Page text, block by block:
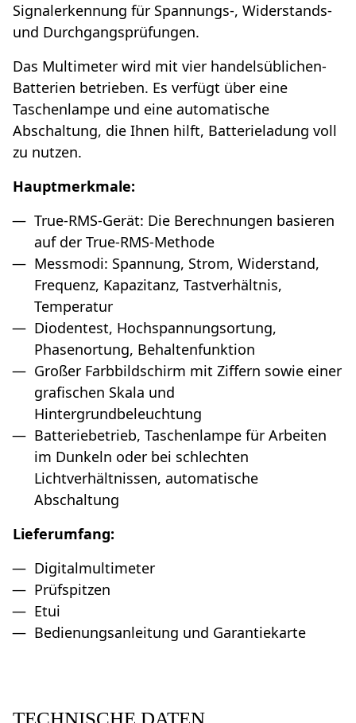
Signalerkennung für Spannungs-, Widerstands-
und Durchgangsprüfungen.
Das Multimeter wird mit vier handelsüblichen-
Batterien betrieben. Es verfügt über eine
Taschenlampe und eine automatische
Abschaltung, die Ihnen hilft, Batterieladung voll
zu nutzen.
Hauptmerkmale:
True-RMS-Gerät: Die Berechnungen basieren
auf der True-RMS-Methode
Messmodi: Spannung, Strom, Widerstand,
Frequenz, Kapazitanz, Tastverhältnis,
Temperatur
Diodentest, Hochspannungsortung,
Phasenortung, Behaltenfunktion
Großer Farbbildschirm mit Ziffern sowie einer
grafischen Skala und
Hintergrundbeleuchtung
Batteriebetrieb, Taschenlampe für Arbeiten
im Dunkeln oder bei schlechten
Lichtverhältnissen, automatische
Abschaltung
Lieferumfang:
Digitalmultimeter
Prüfspitzen
Etui
Bedienungsanleitung und Garantiekarte